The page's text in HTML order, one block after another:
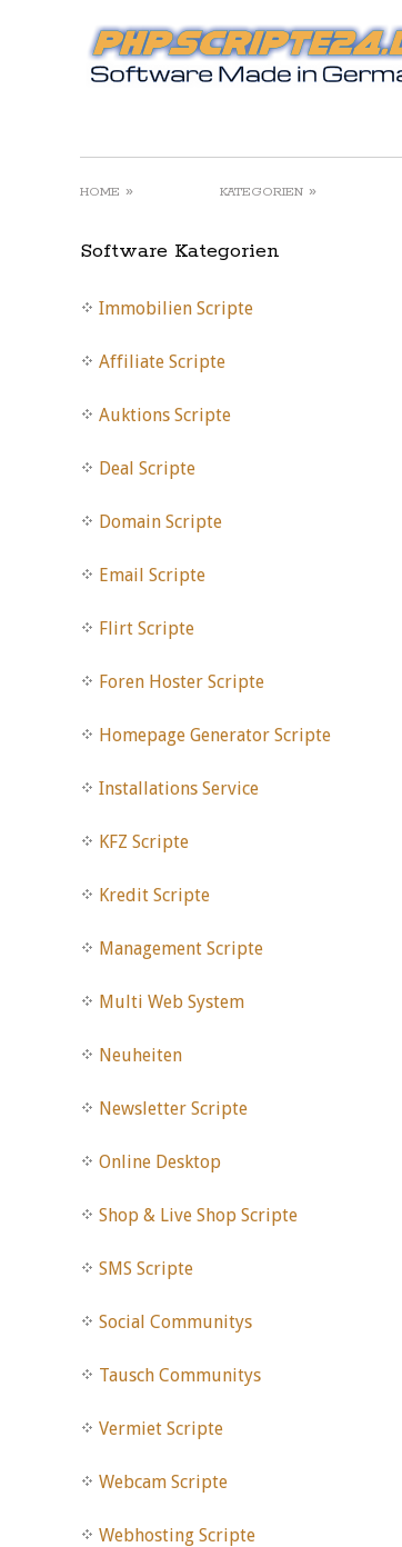
HOME » KATEGORIEN »
Software Kategorien
Immobilien Scripte
Affiliate Scripte
Auktions Scripte
Deal Scripte
Domain Scripte
Email Scripte
Flirt Scripte
Foren Hoster Scripte
Homepage Generator Scripte
Installations Service
KFZ Scripte
Kredit Scripte
Management Scripte
Multi Web System
Neuheiten
Newsletter Scripte
Online Desktop
Shop & Live Shop Scripte
SMS Scripte
Social Communitys
Tausch Communitys
Vermiet Scripte
Webcam Scripte
Webhosting Scripte